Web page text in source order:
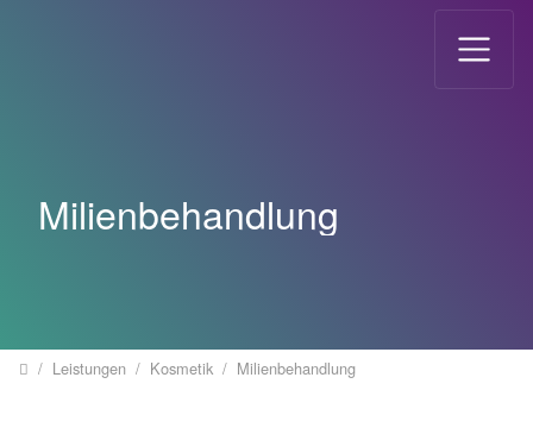
Milienbehandlung
HomeLeistungen Kosmetik Milienbehandlung